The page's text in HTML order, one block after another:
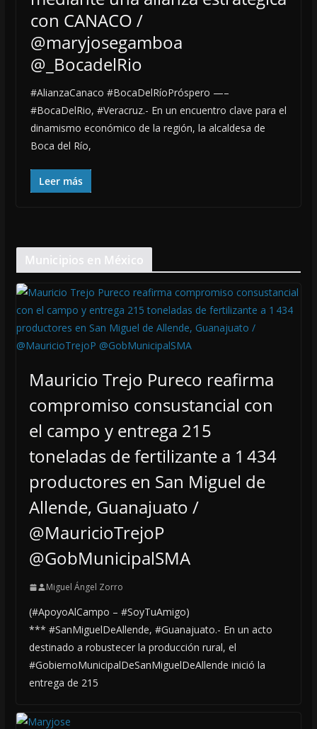
con CANACO /
@maryjosegamboa
@_BocadelRio
#AlianzaCanaco #BocaDelRíoPróspero —–
#BocaDelRio, #Veracruz.- En un encuentro clave para el
dinamismo económico de la región, la alcaldesa de
Boca del Río,
Leer más
Municipios en México
Mauricio Trejo Pureco reafirma
compromiso consustancial con
el campo y entrega 215
toneladas de fertilizante a 1 434
productores en San Miguel de
Allende, Guanajuato /
@MauricioTrejoP
@GobMunicipalSMA
Miguel Ángel Zorro
(#ApoyoAlCampo – #SoyTuAmigo)
*** #SanMiguelDeAllende, #Guanajuato.- En un acto
destinado a robustecer la producción rural, el
#GobiernoMunicipalDeSanMiguelDeAllende inició la
entrega de 215